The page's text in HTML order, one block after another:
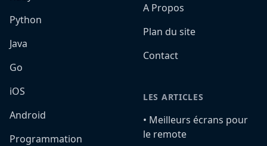
Python
Java
Go
iOS
Android
Programmation
A Propos
Plan du site
Contact
LES ARTICLES
•️ Meilleurs écrans pour
le remote